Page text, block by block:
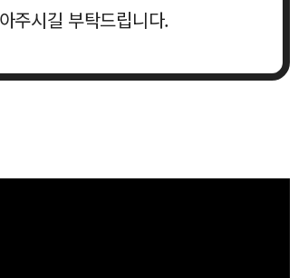
주시길 부탁드립니다.